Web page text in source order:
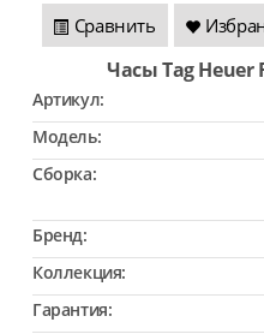
Сравнить
Часы Tag
Артикул:
Модель:
Сборка:
Бренд:
Коллекция:
Гарантия: